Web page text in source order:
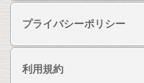
プライバシーポリシー
利用規約